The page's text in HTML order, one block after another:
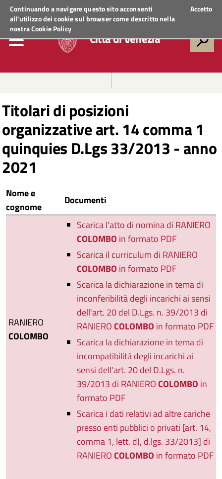
Continuando a navigare questo sito acconsenti
all'utilizzo dei cookie sul browser come descritto nella
nostraCookie Policy
Accetto
Regione VenetoACCEDI AI SERVIZI
Città di Venezia
Titolari di posizioni
organizzative art. 14 comma 1
quinquies D.Lgs 33/2013 - anno
2021
Nome e
cognome
Documenti
RANIERO
COLOMBO
Scarica l'atto di nomina di RANIERO
COLOMBO in formato PDF
Scarica il curriculum di RANIERO
COLOMBO in formato PDF
Scarica la dichiarazione in tema di
inconferibilità degli incarichi ai sensi
dell'art. 20 del D.Lgs. n. 39/2013 di
RANIEROCOLOMBO in formato PDF
Scarica la dichiarazione in tema di
incompatibilità degli incarichi ai
sensi dell'art. 20 del D.Lgs. n.
39/2013 di RANIEROCOLOMBO in
formato PDF
Scarica i dati relativi ad altre cariche
presso enti pubblici o privati [art. 14,
comma 1, lett. d), d.lgs. 33/2013] di
RANIEROCOLOMBO in formato PDF